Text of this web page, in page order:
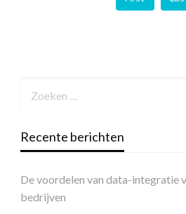
Recente berichten
De voordelen van data-integratie
bedrijven